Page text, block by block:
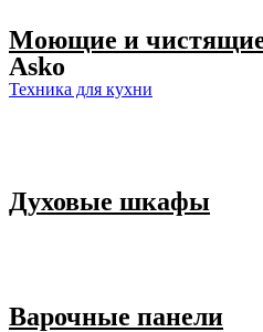
Моющие и чистящие
Asko
Техника для кухни
Духовые шкафы
Варочные панели